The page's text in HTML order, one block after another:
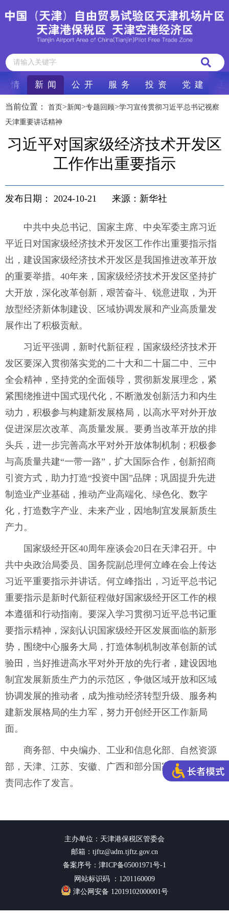
情 新 闻 公 开 服 务 投 资 党 建
当前位置： 首页>新闻>专题回顾>学习宣传贯彻习近平总书记视察
天津重要讲话精神
习近平对国家级经济技术开发区
工作作出重要指示
发布日期： 2024-10-21 来源：新华社
中共中央总书记、国家主席、中央军委主席习近
平近日对国家级经济技术开发区工作作出重要指示指
出，建设国家级经济技术开发区是我国推进改革开放
的重要举措。40年来，国家级经济技术开发区坚持扩
大开放，深化改革创新，艰苦奋斗、锐意进取，为开
放型经济新体制建设、区域协调发展和产业高质量发
展作出了积极贡献。
习近平强调，新时代新征程，国家级经济技术开
发区要深入贯彻落实党的二十大和二十届二中、三中
全会精神，坚持党的全面领导，贯彻新发展理念，紧
紧围绕推进中国式现代化，不断激发创新活力和内生
动力，积极参与构建新发展格局，以高水平对外开放
促进深层次改革、高质量发展。要勇当改革开放的排
头兵，进一步完善高水平对外开放体制机制；积极参
与高质量共建“一带一路”，扩大国际合作，创新招商
引资方式，助力打造“投资中国”品牌；巩固提升先进
制造业产业基础，推动产业高端化、绿色化、数字
化，打造数字产业、未来产业，因地制宜发展新质生
产力。
国家级经开区40周年座谈会20日在天津召开。中
共中央政治局委员、国务院副总理何立峰在会上传达
习近平重要指示并讲话。何立峰指出，习近平总书记
重要指示是新时代新征程做好国家级经开区工作的根
本遵循和行动指南。要深入学习贯彻习近平总书记重
要指示精神，深刻认识国家级经开区发展面临的新形
势，围绕中心服务大局，打造体制机制改革创新的试
验田，当好推进高水平对外开放的先行者，建设因地
制宜发展新质生产力的示范区，争做区域开放和区域
协调发展的推动者，成为推动经济转型升级、服务构
建新发展格局的生力军，努力开创经开区工作新局
面。
商务部、中央编办、工业和信息化部、自然资源
部，天津、江苏、安徽、广西和部分国家级经开区负
责同志作了发言。
主办单位：天津港保税区管委会
邮箱：tjftz@adm.tjftz.gov.cn
备案序号：津ICP备05001971号-1
网站标识码 ：1201160009
津公网安备 12019102000001号